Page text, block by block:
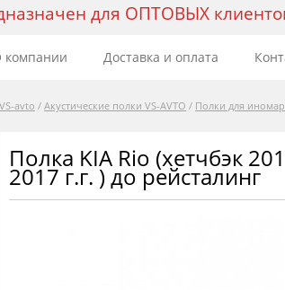
для ОПТОВЫХ
компании Доставка и оплата
VS-avto / Акустические полки VS-AVTO / Полки для
Полка KIA Rio (хетчбэк
2017 г.г. ) до рейсталинг